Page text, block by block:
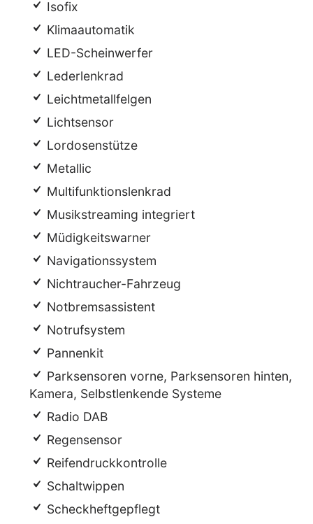
Isofix
Klimaautomatik
LED-Scheinwerfer
Lederlenkrad
Leichtmetallfelgen
Lichtsensor
Lordosenstütze
Metallic
Multifunktionslenkrad
Musikstreaming integriert
Müdigkeitswarner
Navigationssystem
Nichtraucher-Fahrzeug
Notbremsassistent
Notrufsystem
Pannenkit
Parksensoren vorne, Parksensoren hinten,
Kamera, Selbstlenkende Systeme
Radio DAB
Regensensor
Reifendruckkontrolle
Schaltwippen
Scheckheftgepflegt